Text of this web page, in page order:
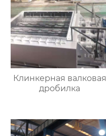
Клинкерная валковая
дробилка